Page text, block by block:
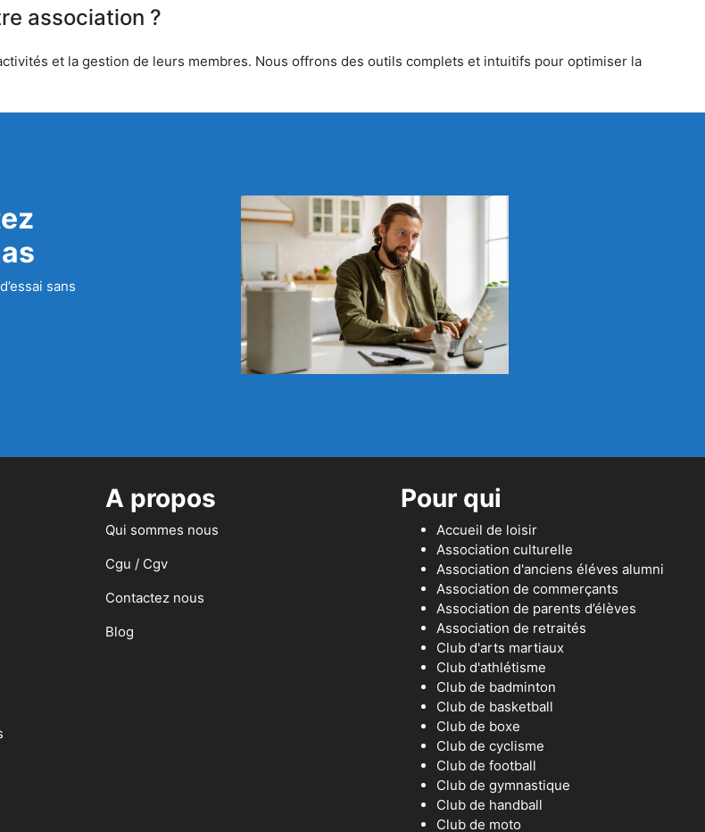
association ?
et la gestion de leurs membres. Nous offrons des outils complets et intuitifs pour optimiser la
sans
A propos
Qui sommes nous
Cgu / Cgv
Contactez nous
Blog
Pour qui
Accueil de loisir
Association culturelle
Association d'anciens éléves alumni
Association de commerçants
Association de parents d’élèves
Association de retraités
Club d'arts martiaux
Club d'athlétisme
Club de badminton
Club de basketball
Club de boxe
Club de cyclisme
Club de football
Club de gymnastique
Club de handball
Club de moto